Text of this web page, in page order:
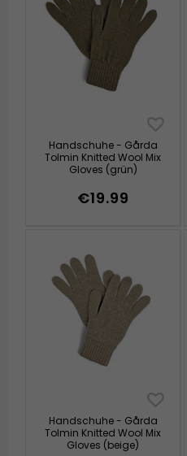
Handschuhe - Gårda
Tolmin Knitted Wool Mix
Gloves (grün)
€19.99
Handschuhe - Gårda
Tolmin Knitted Wool Mix
Gloves (beige)